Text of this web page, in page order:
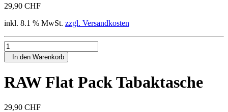
29,90 CHF
inkl. 8.1 % MwSt. zzgl. Versandkosten
In den Warenkorb
RAW Flat Pack Tabaktasche
29,90 CHF